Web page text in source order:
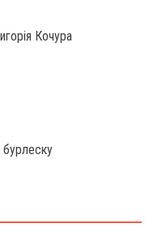
Кочура
бурлеску